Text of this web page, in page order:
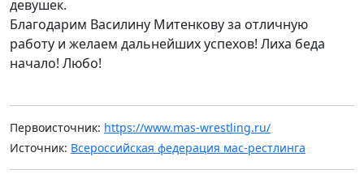
девушек.
Благодарим Василину Митенкову за отличную
работу и желаем дальнейших успехов! Лиха беда
начало! Любо!
Первоисточник: https://www.mas-wrestling.ru/
Источник: Всероссийская федерация мас-рестлинга